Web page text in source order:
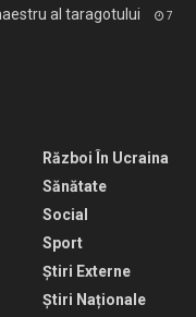
al taragotului 7
Război În Ucraina
Sănătate
Social
Sport
Știri Externe
Știri Naționale